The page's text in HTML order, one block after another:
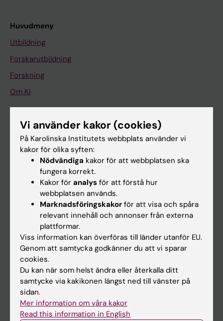
Huvudmeny
Utbildning
Forskarutbildning
Forskning
Om KI
På gång
Nyheter
Kalender
Student
Schema
Studentmejlen
Kurs- och programwebbar
Student på KI
Medarbetare
Vi använder kakor (cookies)
På Karolinska Institutets webbplats använder vi
kakor för olika syften:
Nödvändiga kakor för att webbplatsen ska
fungera korrekt.
Kakor för analys för att förstå hur
webbplatsen används.
Marknadsföringskakor för att visa och spåra
relevant innehåll och annonser från externa
plattformar.
Viss information kan överföras till länder utanför EU.
Genom att samtycka godkänner du att vi sparar
cookies.
Du kan när som helst ändra eller återkalla ditt
samtycke via kakikonen längst ned till vänster på
sidan.
Mer information om våra kakor
Read this information in English